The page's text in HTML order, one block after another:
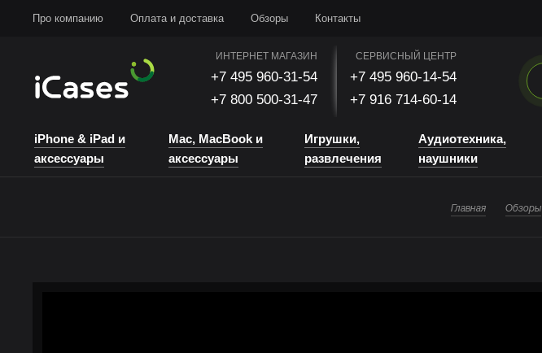
Про компанию Оплата и доставка Обзоры Контакты
ИНТЕРНЕТ МАГАЗИН
+7 495 960-31-54
+7 800 500-31-47
СЕРВИСНЫЙ ЦЕНТР
+7 495 960-14-54
+7 916 714-60-14
iPhone & iPad и
аксессуары
Mac, MacBook и
аксессуары
Игрушки,
развлечения
Аудиотехника,
наушники
Главная Обзоры